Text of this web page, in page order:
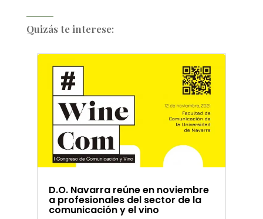
Quizás te interese:
D.O. Navarra reúne en noviembre
a profesionales del sector de la
comunicación y el vino